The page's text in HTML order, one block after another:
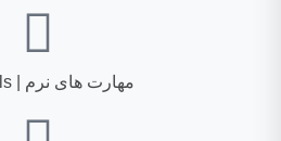
مهارت های نرم | soft skills